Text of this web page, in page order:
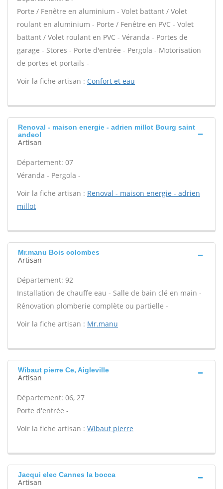
Porte / Fenêtre en aluminium - Volet battant / Volet
roulant en aluminium - Porte / Fenêtre en PVC - Volet
battant / Volet roulant en PVC - Véranda - Portes de
garage - Stores - Porte d'entrée - Pergola - Motorisation
de portes et portails -
Voir la fiche artisan : Confort et eau
Renoval - maison energie - adrien millot Bourg saint
andeol
Artisan
Département: 07
Véranda - Pergola -
Voir la fiche artisan : Renoval - maison energie - adrien
millot
Mr.manu Bois colombes
Artisan
Département: 92
Installation de chauffe eau - Salle de bain clé en main -
Rénovation plomberie complète ou partielle -
Voir la fiche artisan : Mr.manu
Wibaut pierre Ce, Aigleville
Artisan
Département: 06, 27
Porte d'entrée -
Voir la fiche artisan : Wibaut pierre
Jacqui elec Cannes la bocca
Artisan